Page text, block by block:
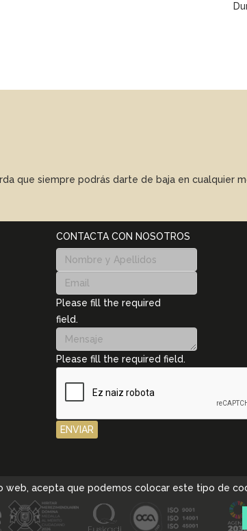
que siempre podrás darte de baja en cualquier
CONTACTA CON NOSOTROS
Please fill the required
field.
Please fill the required field.
ENVIAR
acepta que podemos colocar este tipo de